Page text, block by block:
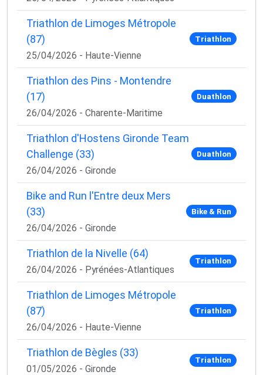
Triathlon de Limoges Métropole
(87)
25/04/2026 - Haute-Vienne
Triathlon
Triathlon des Pins - Montendre
(17)
26/04/2026 - Charente-Maritime
Duathlon
Triathlon d'Hostens Gironde Team
Challenge (33)
26/04/2026 - Gironde
Duathlon
Bike and Run l'Entre deux Mers
(33)
26/04/2026 - Gironde
Bike & Run
Triathlon de la Nivelle (64)
26/04/2026 - Pyrénées-Atlantiques
Triathlon
Triathlon de Limoges Métropole
(87)
26/04/2026 - Haute-Vienne
Triathlon
Triathlon de Bègles (33)
01/05/2026 - Gironde
Triathlon